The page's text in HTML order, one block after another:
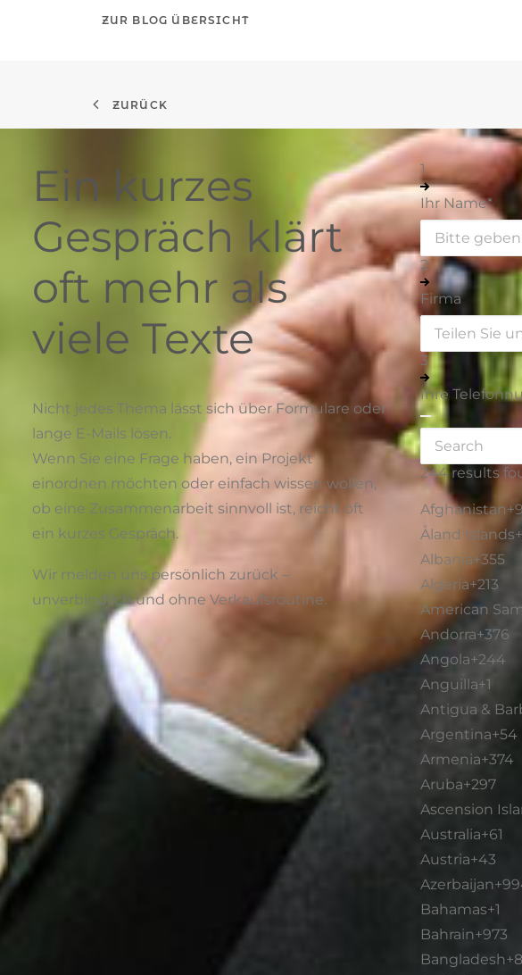
ZUR BLOG ÜBERSICHT
ZURÜCK
Ein kurzes
Gespräch klärt
oft mehr als
viele Texte
Nicht jedes Thema lässt sich über Formulare oder
lange E-Mails lösen.
Wenn Sie eine Frage haben, ein Projekt
einordnen möchten oder einfach wissen wollen,
ob eine Zusammenarbeit sinnvoll ist, reicht oft
ein kurzes Gespräch.
Wir melden uns persönlich zurück –
unverbindlich und ohne Verkaufsroutine.
1
Ihr Name*
2
Firma
3
Ihre
244 results
Afghanistan
Åland Islands
Albania+355
Algeria+213
American
Andorra+376
Angola+244
Anguilla+1
Antigua &
Argentina+54
Armenia+374
Aruba+297
Ascension
Australia+61
Austria+43
Azerbaijan
Bahamas+1
Bahrain+973
Bangladesh